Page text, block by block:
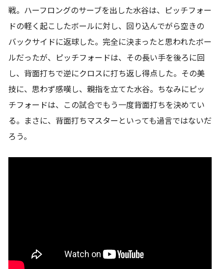
戦。ハーフロングのサーブを出した水谷は、ピッチフォー
ドの軽く起こしたボールに対し、回り込んでがら空きの
バックサイドに返球した。完全に決まったと思われたボー
ルだったが、ピッチフォードは、その長い手を後ろに回
し、背面打ちで逆にクロスに打ち返し得点した。その美
技に、思わず感嘆し、親指を立てた水谷。ちなみにピッ
チフォードは、この試合でもう一度背面打ちを決めてい
る。まさに、背面打ちマスターといっても過言ではないだ
ろう。